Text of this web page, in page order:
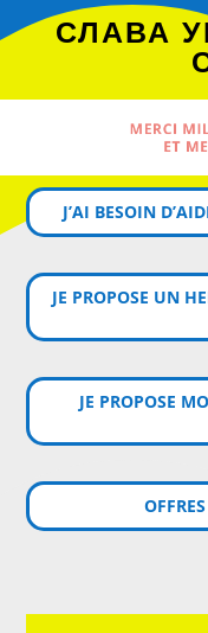
СЛАВА
MERCI
ET
J’AI BESOIN
JE PROPOSE UN
JE PROPOSE